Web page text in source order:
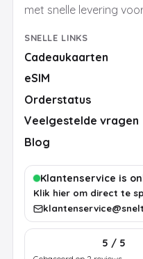
met snelle levering
SNELLE LINKS
Cadeaukaarten
eSIM
Orderstatus
Veelgestelde vragen
Blog
Klantenservice is
Klik hier om direct te
5 / 5